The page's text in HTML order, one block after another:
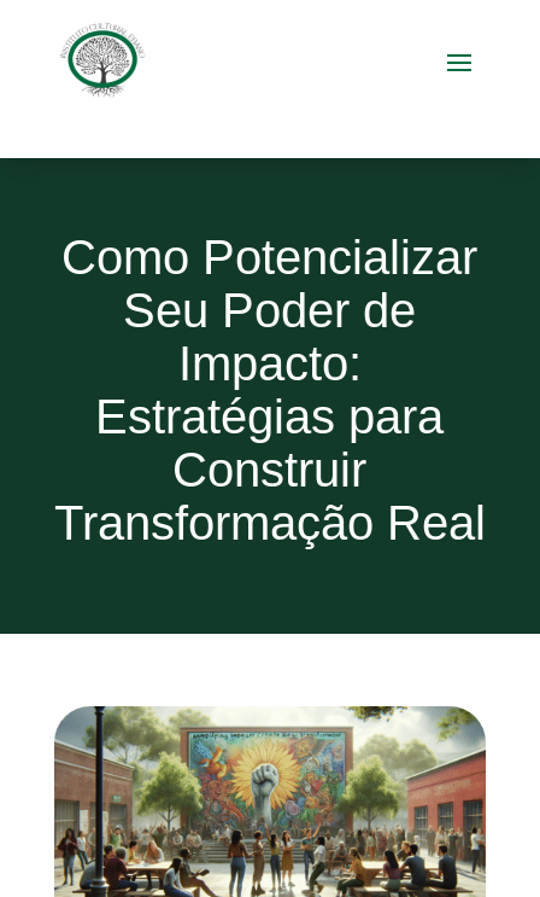
Como Potencializar
Seu Poder de
Impacto:
Estratégias para
Construir
Transformação Real